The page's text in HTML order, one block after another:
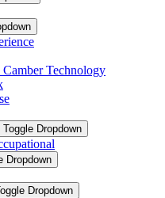
Technology
Toggle Dropdown
Dropdown
Dropdown